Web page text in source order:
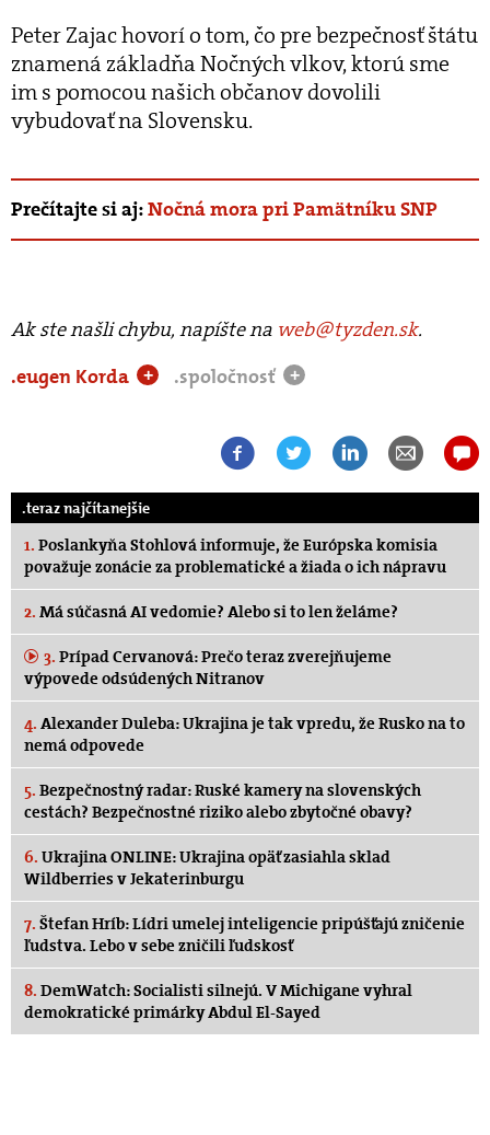
Peter Zajac hovorí o tom, čo pre bezpečnosť štátu
znamená základňa Nočných vlkov, ktorú sme
im s pomocou našich občanov dovolili
vybudovať na Slovensku.
Prečítajte si aj:Nočná mora pri Pamätníku SNP
Ak ste našli chybu, napíšte na web@tyzden.sk.
.eugen Korda
+ .spoločnosť +
.teraz najčítanejšie
1. Poslankyňa Stohlová informuje, že Európska komisia
považuje zonácie za problematické a žiada o ich nápravu
2. Má súčasná AI vedomie? Alebo si to len želáme?
3. Prípad Cervanová: Prečo teraz zverejňujeme
výpovede odsúdených Nitranov
4. Alexander Duleba: Ukrajina je tak vpredu, že Rusko na to
nemá odpovede
5. Bezpečnostný radar: Ruské kamery na slovenských
cestách? Bezpečnostné riziko alebo zbytočné obavy?
6. Ukrajina ONLINE: Ukrajina opäť zasiahla sklad
Wildberries v Jekaterinburgu
7. Štefan Hríb: Lídri umelej inteligencie pripúšťajú zničenie
ľudstva. Lebo v sebe zničili ľudskosť
8. DemWatch: Socialisti silnejú. V Michigane vyhral
demokratické primárky Abdul El-Sayed